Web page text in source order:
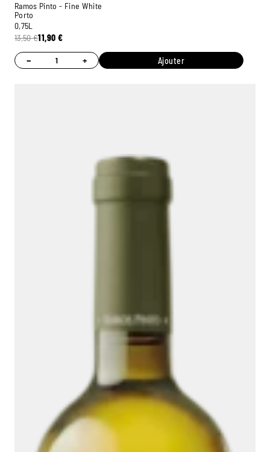
Ramos Pinto - Fine White
Porto
0,75L
13,50€11,90 €
− + Ajouter